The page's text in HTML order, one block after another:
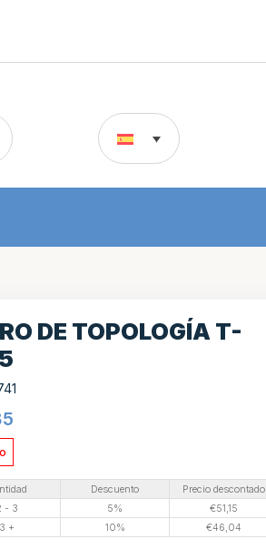
DE TOPOLOGÍA T-
Descuento
Precio descontado
- 3
5% €51,15
3 +
10% €46,04